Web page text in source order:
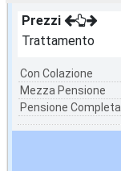
Prezzi
Trattamento
Con Colazione
Mezza Pensione
Pensione Completa